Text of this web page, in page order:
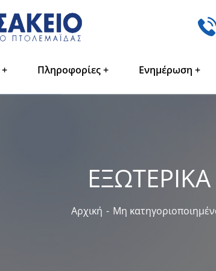
Πληροφορίες Ενημέρωση
ΕΞΩΤΕΡΙΚΑ
Αρχική Μη